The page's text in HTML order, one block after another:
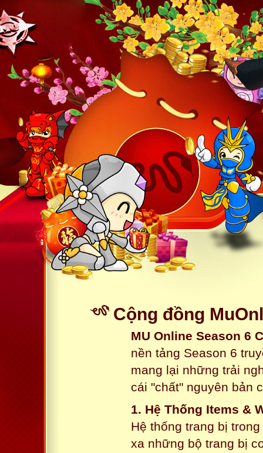
Cộng đồng
MU Online Season 6
nền tảng Season 6
mang lại những trải
cái "chất" nguyên bản
1. Hệ Thống Items &
Hệ thống trang bị
xa những bộ trang bị